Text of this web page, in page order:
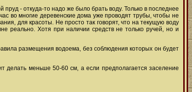
- откуда-то надо же было брать воду. Только в последнее
во многие деревенские дома уже проводят трубы, чтобы не
для красоты. Не просто так говорят, что на текущую воду
реально. Хотя при наличии средств не только ручей, но и
размещения водоема, без соблюдения которых он будет
делать меньше 50-60 см, а если предполагается заселение